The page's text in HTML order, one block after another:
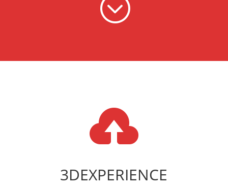
;

3DEXPERIENCE